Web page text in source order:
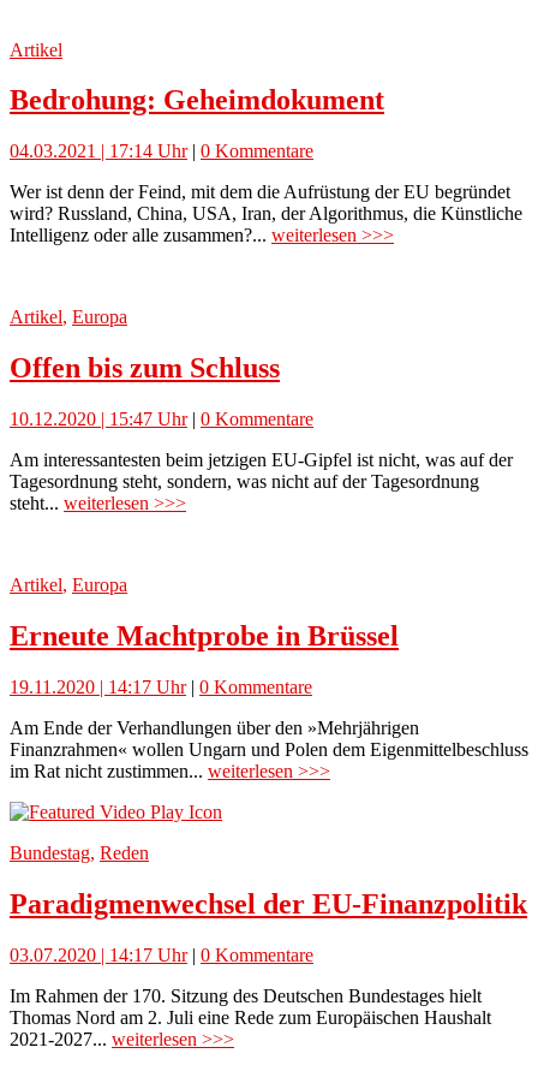
Artikel
Bedrohung: Geheimdokument
04.03.2021 | 17:14 Uhr| 0 Kommentare
Wer ist denn der Feind, mit dem die Aufrüstung der EU begründet
wird? Russland, China, USA, Iran, der Algorithmus, die Künstliche
Intelligenz oder alle zusammen?... weiterlesen >>>
Artikel, Europa
Offen bis zum Schluss
10.12.2020 | 15:47 Uhr| 0 Kommentare
Am interessantesten beim jetzigen EU-Gipfel ist nicht, was auf der
Tagesordnung steht, sondern, was nicht auf der Tagesordnung
steht... weiterlesen >>>
Artikel, Europa
Erneute Machtprobe in Brüssel
19.11.2020 | 14:17 Uhr| 0 Kommentare
Am Ende der Verhandlungen über den »Mehrjährigen
Finanzrahmen« wollen Ungarn und Polen dem Eigenmittelbeschluss
im Rat nicht zustimmen... weiterlesen >>>
Bundestag, Reden
Paradigmenwechsel der EU-Finanzpolitik
03.07.2020 | 14:17 Uhr| 0 Kommentare
Im Rahmen der 170. Sitzung des Deutschen Bundestages hielt
Thomas Nord am 2. Juli eine Rede zum Europäischen Haushalt
2021-2027... weiterlesen >>>